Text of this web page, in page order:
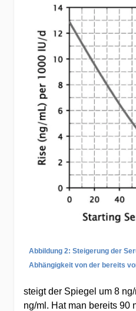
Abbildung 2: Steigerung der
Abhängigkeit von der bereits
steigt der Spiegel um 8
ng/ml. Hat man bereits 90